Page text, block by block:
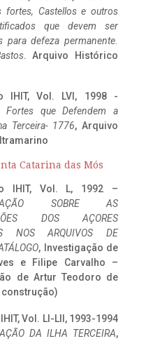
fortes, Castellos e outros
que devem ser
para defeza permanente.
. Arquivo Histórico
IHIT, Vol. LVI, 1998 -
Fortes que Defendem a
Terceira- 1776, Arquivo
Catarina das Mós
IHIT, Vol. L, 1992 –
SOBRE AS
DOS AÇORES
NOS ARQUIVOS DE
, Investigação de
e Filipe Carvalho –
de Artur Teodoro de
construção)
Vol. LI-LII, 1993-1994
DA ILHA TERCEIRA,